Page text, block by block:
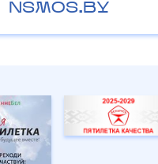
NSMOS.BY